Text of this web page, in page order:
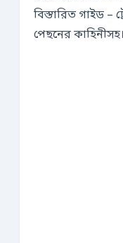
বিস্তারিত গাইড –
পেছনের কাহিনীসহ।